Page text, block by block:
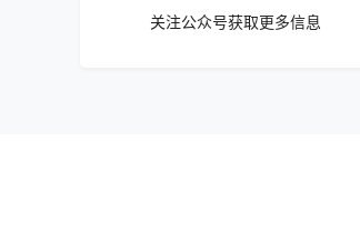
关注公众号获取更多信息